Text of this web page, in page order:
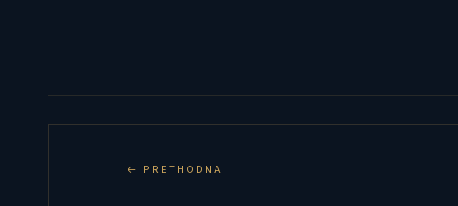
← PRETHODNA